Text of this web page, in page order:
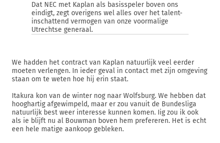
Dat NEC met Kaplan als basisspeler boven ons
eindigt, zegt overigens wel alles over het talent-
inschattend vermogen van onze voormalige
Utrechtse generaal.
We hadden het contract van Kaplan natuurlijk veel eerder
moeten verlengen. In ieder geval in contact met zijn omgeving
staan om te weten hoe hij erin staat.
Itakura kon van de winter nog naar Wolfsburg. We hebben dat
hooghartig afgewimpeld, maar er zou vanuit de Bundesliga
natuurlijk best weer interesse kunnen komen. Iig zou ik ook
als ie blijft nu al Bouwman boven hem prefereren. Het is echt
een hele matige aankoop gebleken.